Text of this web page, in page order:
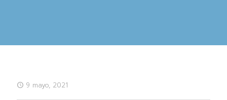
9 mayo, 2021